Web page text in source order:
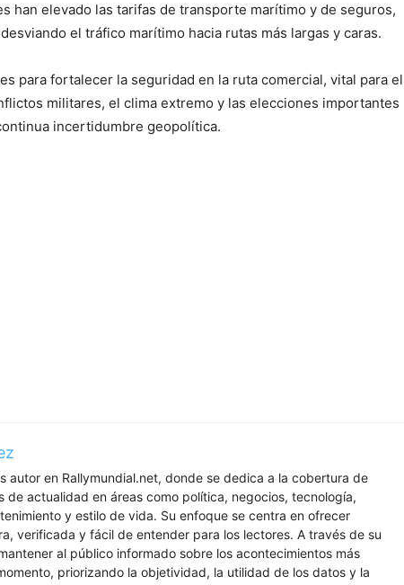
han elevado las tarifas de transporte marítimo y de seguros,
el tráfico marítimo hacia rutas más largas y caras.
para fortalecer la seguridad en la ruta comercial, vital para el
militares, el clima extremo y las elecciones importantes
incertidumbre geopolítica.
autor en Rallymundial.net, donde se dedica a la cobertura de
de actualidad en áreas como política, negocios, tecnología,
y estilo de vida. Su enfoque se centra en ofrecer
verificada y fácil de entender para los lectores. A través de su
al público informado sobre los acontecimientos más
priorizando la objetividad, la utilidad de los datos y la